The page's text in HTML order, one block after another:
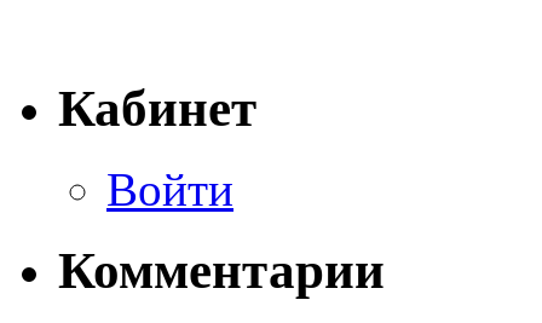
Кабинет
Войти
Комментарии